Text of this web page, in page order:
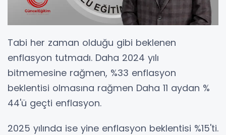
Tabi her zaman olduğu gibi beklenen
enflasyon tutmadı. Daha 2024 yılı
bitmemesine rağmen, %33 enflasyon
beklentisi olmasına rağmen Daha 11 aydan %
44'ü geçti enflasyon.
2025 yılında ise yine enflasyon beklentisi %15'ti.